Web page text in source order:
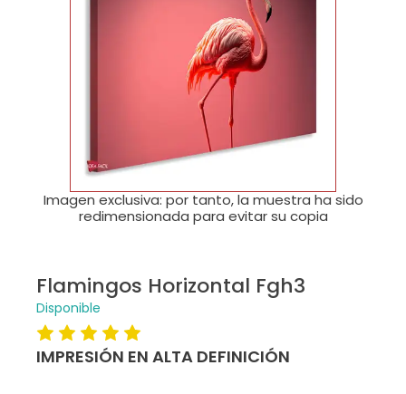
Imagen exclusiva: por tanto, la muestra ha sido
redimensionada para evitar su copia
Flamingos Horizontal Fgh3
Disponible
IMPRESIÓN EN ALTA DEFINICIÓN